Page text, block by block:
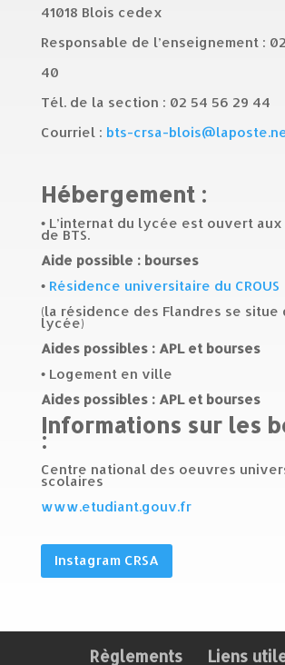
41018 Blois cedex
Responsable de l’enseignement :
40
Tél. de la section : 02 54 56 29 44
Courriel : bts-crsa-
Hébergement :
• L’internat du lycée est ouvert
de BTS.
Aide possible : bourses
• Résidence universitaire du CROUS
(la résidence des Flandres se
lycée)
Aides possibles : APL et bourses
• Logement en ville
Aides possibles : APL et bourses
Informations sur les
:
Centre national des oeuvres
scolaires
www.etudiant.gouv.fr
Instagram CRSA
Règlements Liens